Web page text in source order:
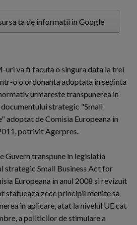
ta de informatii in Google
uri va fi facuta o singura data la trei
o o ordonanta adoptata in sedinta
urmareste transpunerea in
strategic "Small
adoptat de Comisia Europeana in
potrivit Agerpres.
Guvern transpune in legislatia
strategic Small Business Act for
Europeana in anul 2008 si revizuit
statueaza zece principii menite sa
in aplicare, atat la nivelul UE cat
a politicilor de stimulare a